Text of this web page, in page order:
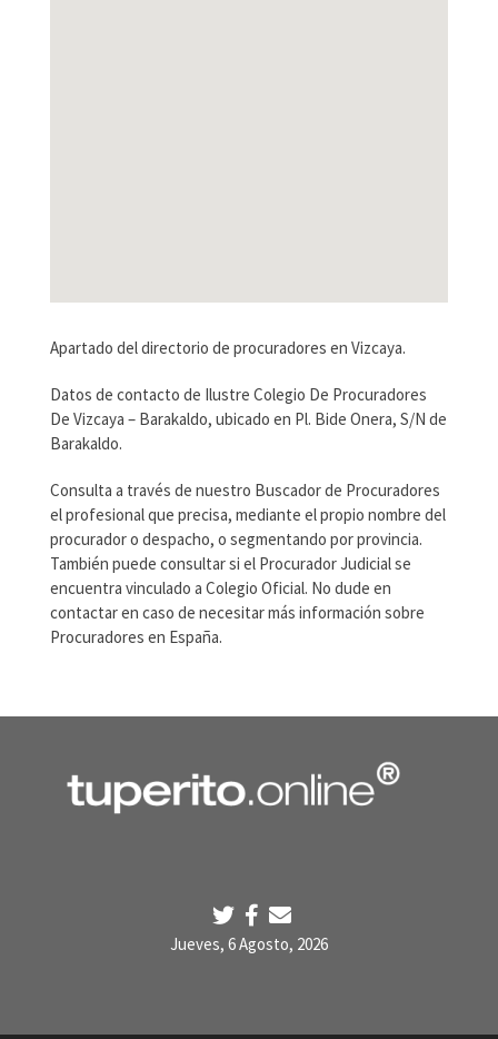
Apartado del directorio de procuradores en Vizcaya.
Datos de contacto de Ilustre Colegio De Procuradores
De Vizcaya – Barakaldo, ubicado en Pl. Bide Onera, S/N de
Barakaldo.
Consulta a través de nuestro Buscador de Procuradores
el profesional que precisa, mediante el propio nombre del
procurador o despacho, o segmentando por provincia.
También puede consultar si el Procurador Judicial se
encuentra vinculado a Colegio Oficial. No dude en
contactar en caso de necesitar más información sobre
Procuradores en España.
Jueves, 6 Agosto, 2026